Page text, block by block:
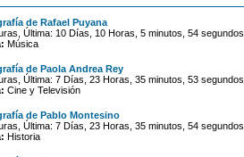
de Rafael Puyana
Última: 10 Días, 10 Horas, 5 minutos, 54 segundos.
Música
de Paola Andrea Rey
Última: 7 Días, 23 Horas, 35 minutos, 53 segundos.
Cine y Televisión
de Pablo Montesino
Última: 7 Días, 23 Horas, 35 minutos, 54 segundos.
Historia